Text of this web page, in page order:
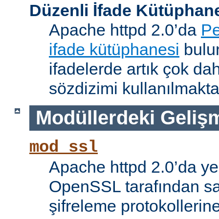
Düzenli İfade
Apache httpd 2.0’da
ifade kütüphanesi
ifadelerde artık çok
sözdizimi
Modüllerdeki
mod_ssl
Apache httpd 2.0’da
OpenSSL tarafından
şifreleme